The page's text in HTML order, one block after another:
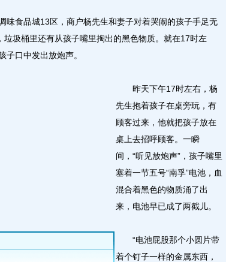
食品城13区，商户杨先生和妻子对着哭闹的孩子手足无
垃圾桶里还有从孩子嘴里掏出的黑色物质。就在17时左
子口中发出放炮声。
昨天下午17时左右，杨
先生抱着孩子在桌旁玩，有
顾客过来，他就把孩子放在
桌上去招呼顾客。一瞬
间，“听见放炮声”，孩子嘴里
塞着一节五号“南孚”电池，血
混合着黑色的物质涌了出
来，电池早已成了两截儿。
“电池屁股那个小圆片带
着个钉子一样的金属东西，